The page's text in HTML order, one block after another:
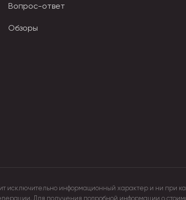
Вопрос-ответ
Обзоры
исключительно информационный характер и ни при
Для получения подробной информации о